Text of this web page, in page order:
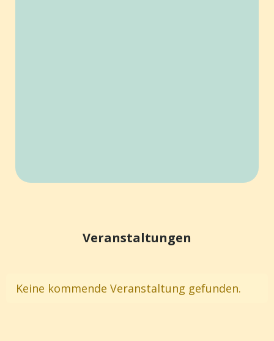
Veranstaltungen
Keine kommende Veranstaltung gefunden.